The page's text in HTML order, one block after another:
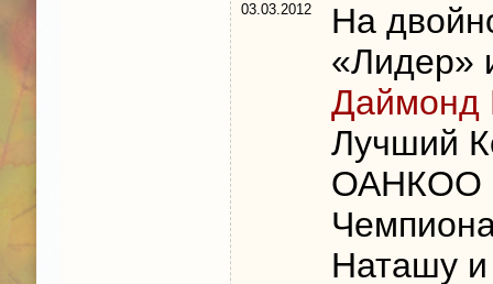
03.03.2012
На
«Лидер»
Даймонд
Лучший
ОАНКОО
Наташу